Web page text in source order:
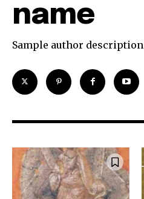
name
Sample author description